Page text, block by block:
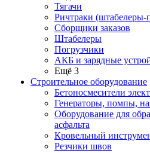
Тягачи
Ричтраки (штабелеры-
Сборщики заказов
Штабелеры
Погрузчики
АКБ и зарядные
Ещё 3
Строительное оборудование
Бетоносмесители
Генераторы, помпы,
Оборудование для
асфальта
Кровельный
Резчики швов